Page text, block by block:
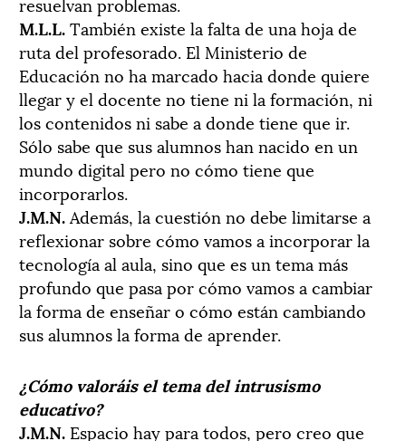
M.L.L.También existe la falta de una hoja de
ruta del profesorado. El Ministerio de
Educación no ha marcado hacia donde quiere
llegar y el docente no tiene ni la formación, ni
los contenidos ni sabe a donde tiene que ir.
Sólo sabe que sus alumnos han nacido en un
mundo digital pero no cómo tiene que
incorporarlos.
J.M.N.Además, la cuestión no debe limitarse a
reflexionar sobre cómo vamos a incorporar la
tecnología al aula, sino que es un tema más
profundo que pasa por cómo vamos a cambiar
la forma de enseñar o cómo están cambiando
sus alumnos la forma de aprender.
¿Cómo valoráis el tema del intrusismo
educativo?
J.M.N. Espacio hay para todos, pero creo que